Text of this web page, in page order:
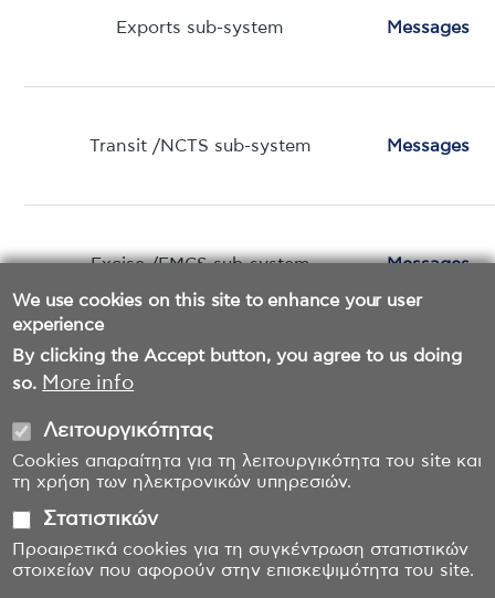
We use cookies on this site to enhance your user
experience
By clicking the Accept button, you agree to us doing
so. More info
Λειτουργικότητας
Cookies απαραίτητα για τη λειτουργικότητα του site και
τη χρήση των ηλεκτρονικών υπηρεσιών.
Στατιστικών
Προαιρετικά cookies για τη συγκέντρωση στατιστικών
στοιχείων που αφορούν στην επισκεψιμότητα του site.
Exports sub-system Messages
Transit /NCTS sub-system Messages
Excise /EMCS sub-system Messages